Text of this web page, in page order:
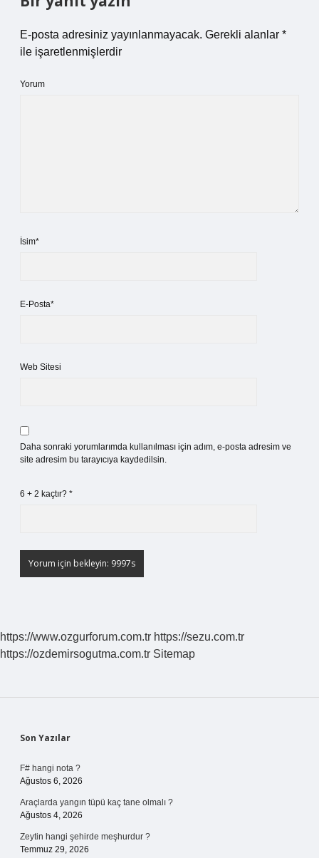
E-posta adresiniz yayınlanmayacak. Gerekli alanlar *
ile işaretlenmişlerdir
Yorum
İsim*
E-Posta*
Web Sitesi
Daha sonraki yorumlarımda kullanılması için adım, e-posta adresim ve
site adresim bu tarayıcıya kaydedilsin.
6 + 2 kaçtır? *
https://www.ozgurforum.com.tr https://sezu.com.tr
https://ozdemirsogutma.com.tr Sitemap
Sidebar
Son Yazılar
F# hangi nota ?
Ağustos 6, 2026
Araçlarda yangın tüpü kaç tane olmalı ?
Ağustos 4, 2026
Zeytin hangi şehirde meşhurdur ?
Temmuz 29, 2026